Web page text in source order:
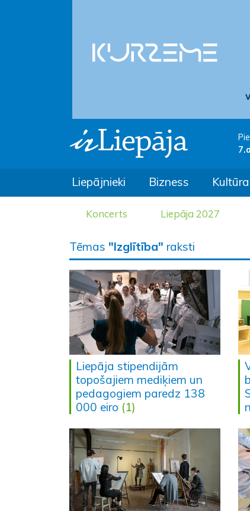
Liepājnieki Bizness Kultūra
Koncerts Liepāja 2027
Tēmas "Izglītība" raksti
Liepāja stipendijām
topošajiem mediķiem un
pedagogiem paredz 138
000 eiro (1)